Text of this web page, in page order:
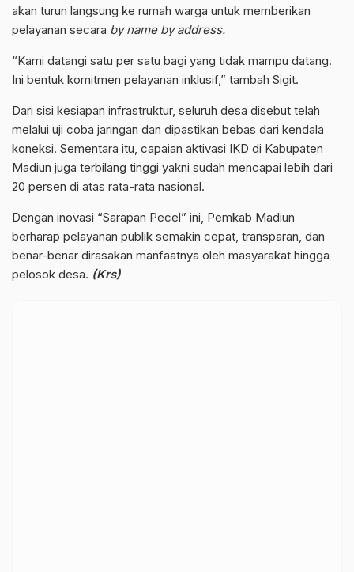
akan turun langsung ke rumah warga untuk memberikan
pelayanan secara by name by address.
“Kami datangi satu per satu bagi yang tidak mampu datang.
Ini bentuk komitmen pelayanan inklusif,” tambah Sigit.
Dari sisi kesiapan infrastruktur, seluruh desa disebut telah
melalui uji coba jaringan dan dipastikan bebas dari kendala
koneksi. Sementara itu, capaian aktivasi IKD di Kabupaten
Madiun juga terbilang tinggi yakni sudah mencapai lebih dari
20 persen di atas rata-rata nasional.
Dengan inovasi “Sarapan Pecel” ini, Pemkab Madiun
berharap pelayanan publik semakin cepat, transparan, dan
benar-benar dirasakan manfaatnya oleh masyarakat hingga
pelosok desa. (Krs)